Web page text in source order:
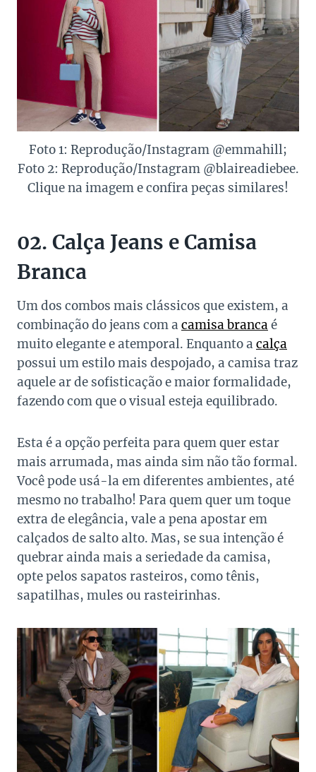
Foto 1: Reprodução/Instagram @emmahill;
Foto 2: Reprodução/Instagram @blaireadiebee.
Clique na imagem e confira peças similares!
02. Calça Jeans e Camisa
Branca
Um dos combos mais clássicos que existem, a
combinação do jeans com a camisa branca é
muito elegante e atemporal. Enquanto a calça
possui um estilo mais despojado, a camisa traz
aquele ar de sofisticação e maior formalidade,
fazendo com que o visual esteja equilibrado.
Esta é a opção perfeita para quem quer estar
mais arrumada, mas ainda sim não tão formal.
Você pode usá-la em diferentes ambientes, até
mesmo no trabalho! Para quem quer um toque
extra de elegância, vale a pena apostar em
calçados de salto alto. Mas, se sua intenção é
quebrar ainda mais a seriedade da camisa,
opte pelos sapatos rasteiros, como tênis,
sapatilhas, mules ou rasteirinhas.